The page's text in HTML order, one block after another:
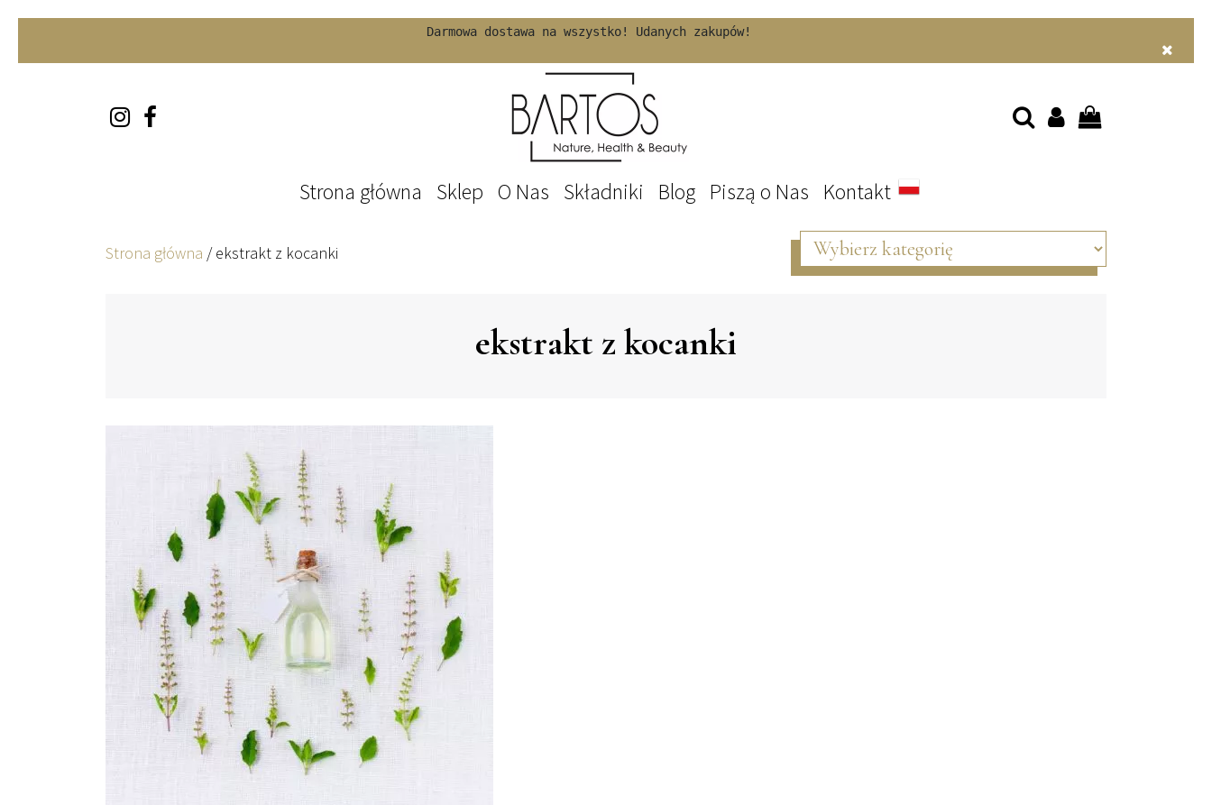
Darmowa dostawa na wszystko! Udanych zakupów!
Strona główna Sklep O Nas Składniki Blog Piszą o Nas Kontakt
Strona główna /ekstrakt z kocanki
ekstrakt z kocanki